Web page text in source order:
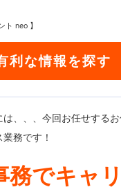
neo 】
利な情報を探す
は、、、今回お任せする
務です！
でキャ